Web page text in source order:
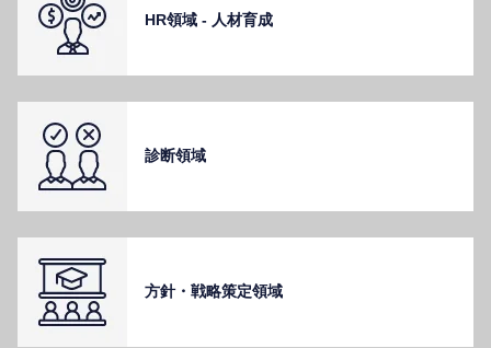
HR領域 - ⼈材育成
診断領域
⽅針・戦略策定領域